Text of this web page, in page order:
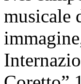
musicale